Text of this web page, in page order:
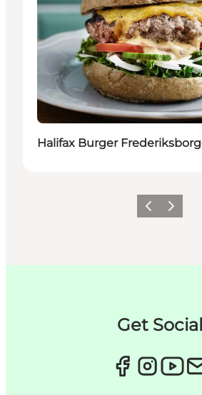
Halifax Burger
Previous
Next
Get Social